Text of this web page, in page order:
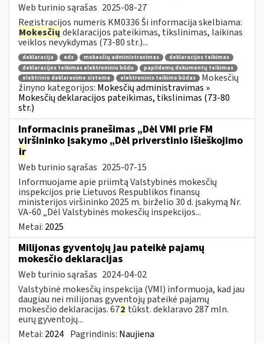
Web turinio sąrašas 2025-08-27
Registracijos numeris KM0336 Ši informacija skelbiama:
Mokesčių deklaracijos pateikimas, tikslinimas, laikinas
veiklos nevykdymas (73-80 str.)...
deklaracija eds mokesčių administravimas
deklaracijos teikimas
deklaracijos teikimas elektroniniu būdu
papildomų dokumentų teikimas
elektrinio deklaravimo sistema
elektroninis teikimo būdas
Mokesčių
žinyno kategorijos: Mokesčių administravimas »
Mokesčių deklaracijos pateikimas, tikslinimas (73-80
str.)
Informacinis pranešimas „Dėl VMI prie FM
viršininko įsakymo „Dėl priverstinio išieškojimo
ir
Web turinio sąrašas 2025-07-15
Informuojame apie priimtą Valstybinės mokesčių
inspekcijos prie Lietuvos Respublikos finansų
ministerijos viršininko 2025 m. birželio 30 d. įsakymą Nr.
VA-60 „Dėl Valstybinės mokesčių inspekcijos...
Metai: 2025
Milijonas gyventojų jau pateikė pajamų
mokesčio deklaracijas
Web turinio sąrašas 2024-04-02
Valstybinė mokesčių inspekcija (VMI) informuoja, kad jau
daugiau nei milijonas gyventojų pateikė pajamų
mokesčio deklaracijas. 672 tūkst. deklaravo 287 mln.
eurų gyventojų...
Metai: 2024 Pagrindinis: Naujiena